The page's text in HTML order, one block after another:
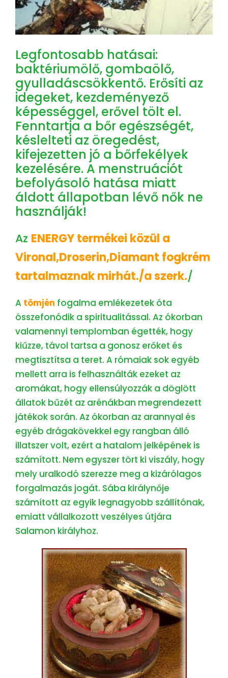
Legfontosabb hatásai:
baktériumölő, gombaölő,
gyulladáscsökkentő. Erősíti az
idegeket, kezdeményező
képességgel, erővel tölt el.
Fenntartja a bőr egészségét,
késlelteti az öregedést,
kifejezetten jó a bőrfekélyek
kezelésére. A menstruációt
befolyásoló hatása miatt
áldott állapotban lévő nők ne
használják!
Az ENERGY termékei közül a
Vironal,Droserin,Diamant fogkrém
tartalmaznak mirhát./a szerk./
A tömjén fogalma emlékezetek óta
összefonódik a spiritualitással. Az ókorban
valamennyi templomban égették, hogy
kiűzze, távol tartsa a gonosz erőket és
megtisztítsa a teret. A rómaiak sok egyéb
mellett arra is felhasználták ezeket az
aromákat, hogy ellensúlyozzák a döglött
állatok bűzét az arénákban megrendezett
játékok során. Az ókorban az arannyal és
egyéb drágakövekkel egy rangban álló
illatszer volt, ezért a hatalom jelképének is
számított. Nem egyszer tört ki viszály, hogy
mely uralkodó szerezze meg a kizárólagos
forgalmazás jogát. Sába királynője
számított az egyik legnagyobb szállítónak,
emiatt vállalkozott veszélyes útjára
Salamon királyhoz.